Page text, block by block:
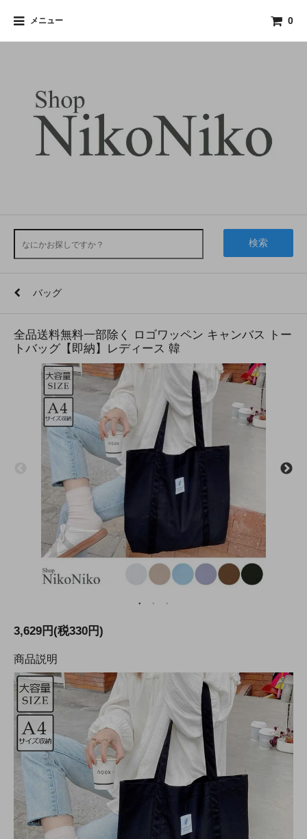
メニュー 0
検索
バッグ
全品送料無料一部除く ロゴワッペン キャンバス トー
トバッグ【即納】レディース 韓
3,629円(税330円)
商品説明